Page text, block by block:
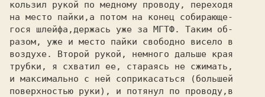
кользил рукой по медному проводу, переходя
на место пайки,а потом на конец собирающе-
гося шлейфа,держась уже за МГТФ. Таким об-
разом, уже и место пайки свободно висело в
воздухе. Второй рукой, немного дальше края
трубки, я схватил ее, стараясь не сжимать,
и максимально с ней соприкасаться (большей
поверхностью руки), и потянул по проводу,в